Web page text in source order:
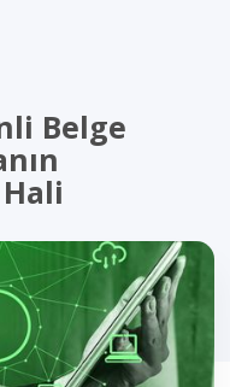
Belge